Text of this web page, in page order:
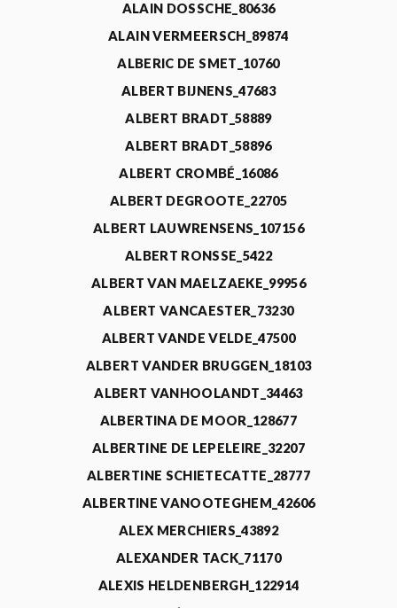
ALAIN DOSSCHE_80636
ALAIN VERMEERSCH_89874
ALBERIC DE SMET_10760
ALBERT BIJNENS_47683
ALBERT BRADT_58889
ALBERT BRADT_58896
ALBERT CROMBÉ_16086
ALBERT DEGROOTE_22705
ALBERT LAUWRENSENS_107156
ALBERT RONSSE_5422
ALBERT VAN MAELZAEKE_99956
ALBERT VANCAESTER_73230
ALBERT VANDE VELDE_47500
ALBERT VANDER BRUGGEN_18103
ALBERT VANHOOLANDT_34463
ALBERTINA DE MOOR_128677
ALBERTINE DE LEPELEIRE_32207
ALBERTINE SCHIETECATTE_28777
ALBERTINE VANOOTEGHEM_42606
ALEX MERCHIERS_43892
ALEXANDER TACK_71170
ALEXIS HELDENBERGH_122914